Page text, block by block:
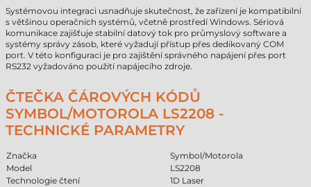
Systémovou integraci usnadňuje skutečnost, že zařízení je kompatibilní
s většinou operačních systémů, včetně prostředí Windows. Sériová
komunikace zajišťuje stabilní datový tok pro průmyslový software a
systémy správy zásob, které vyžadují přístup přes dedikovaný COM
port. V této konfiguraci je pro zajištění správného napájení přes port
RS232 vyžadováno použití napájecího zdroje.
ČTEČKA ČÁROVÝCH KÓDŮ
SYMBOL/MOTOROLA LS2208 -
TECHNICKÉ PARAMETRY
Značka
Symbol/Motorola
Model
LS2208
Technologie čtení
1D Laser